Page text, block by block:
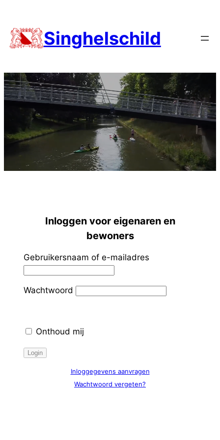
Singhelschild
Inloggen voor eigenaren en
bewoners
Gebruikersnaam of e-mailadres
Wachtwoord
Onthoud mij
Inloggegevens aanvragen
Wachtwoord vergeten?